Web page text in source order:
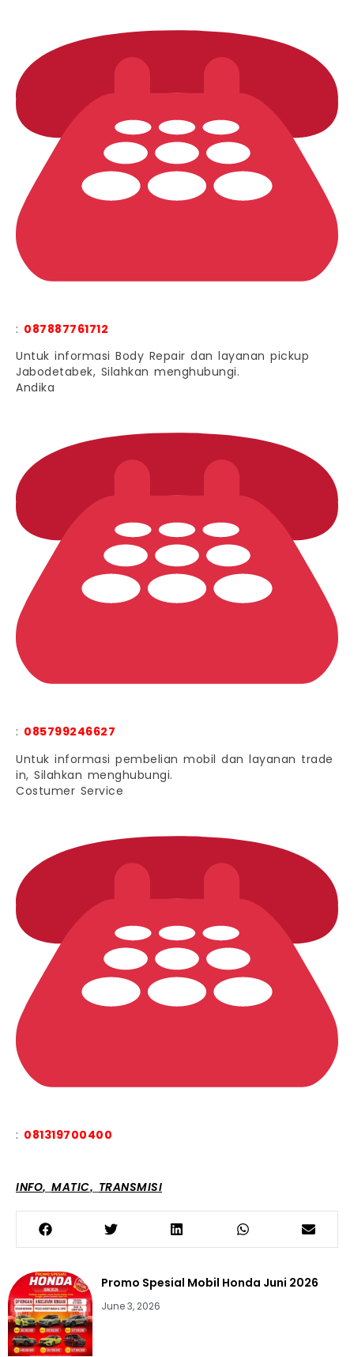
: 087887761712
Untuk informasi Body Repair dan layanan pickup
Jabodetabek, Silahkan menghubungi.
Andika
: 085799246627
Untuk informasi pembelian mobil dan layanan trade
in, Silahkan menghubungi.
Costumer Service
: 081319700400
INFO, MATIC, TRANSMISI
Promo Spesial Mobil Honda Juni 2026
June 3, 2026